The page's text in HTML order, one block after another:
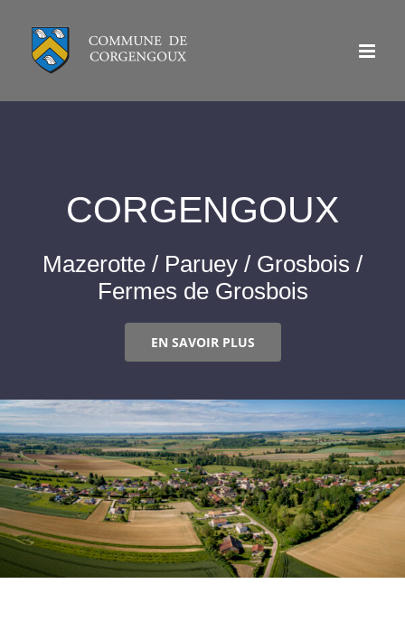
contenu
CORGENGOUX
Mazerotte / Paruey / Grosbois /
Fermes de Grosbois
EN SAVOIR PLUS